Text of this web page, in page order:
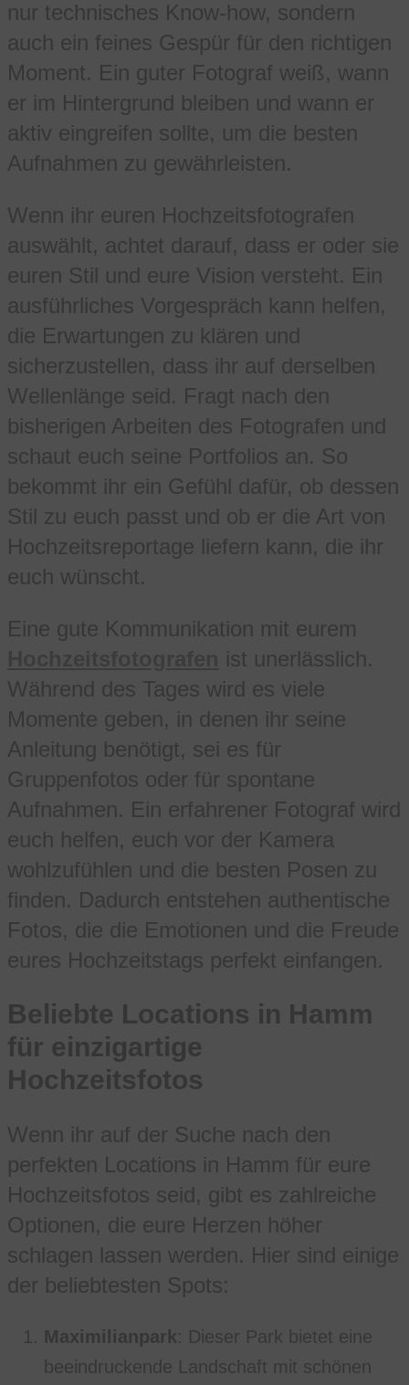
nur technisches Know-how, sondern
auch ein feines Gespür für den richtigen
Moment. Ein guter Fotograf weiß, wann
er im Hintergrund bleiben und wann er
aktiv eingreifen sollte, um die besten
Aufnahmen zu gewährleisten.
Wenn ihr euren Hochzeitsfotografen
auswählt, achtet darauf, dass er oder sie
euren Stil und eure Vision versteht. Ein
ausführliches Vorgespräch kann helfen,
die Erwartungen zu klären und
sicherzustellen, dass ihr auf derselben
Wellenlänge seid. Fragt nach den
bisherigen Arbeiten des Fotografen und
schaut euch seine Portfolios an. So
bekommt ihr ein Gefühl dafür, ob dessen
Stil zu euch passt und ob er die Art von
Hochzeitsreportage liefern kann, die ihr
euch wünscht.
Eine gute Kommunikation mit eurem
ist unerlässlich.
Während des Tages wird es viele
Momente geben, in denen ihr seine
Anleitung benötigt, sei es für
Gruppenfotos oder für spontane
Aufnahmen. Ein erfahrener Fotograf wird
euch helfen, euch vor der Kamera
wohlzufühlen und die besten Posen zu
finden. Dadurch entstehen authentische
Fotos, die die Emotionen und die Freude
eures Hochzeitstags perfekt einfangen.
Beliebte Locations in Hamm
für einzigartige
Hochzeitsfotos
Wenn ihr auf der Suche nach den
perfekten Locations in Hamm für eure
Hochzeitsfotos seid, gibt es zahlreiche
Optionen, die eure Herzen höher
schlagen lassen werden. Hier sind einige
der beliebtesten Spots:
Maximilianpark: Dieser Park bietet eine
beeindruckende Landschaft mit schönen